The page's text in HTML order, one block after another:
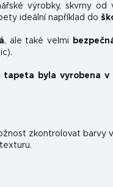
výrobky, skvrny od
ideální například do
, ale také velmi
byla vyrobena v
zkontrolovat barvy